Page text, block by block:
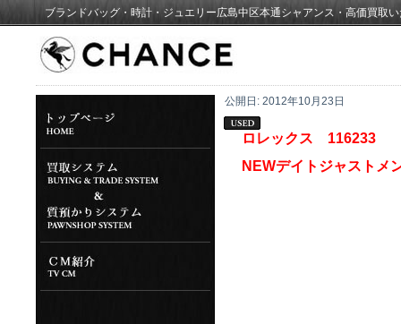
ブランドバッグ・時計・ジュエリー広島中区本通シャアンス・高価買取
公開日: 2012年10月23日
ロレックス 116233
NEWデイトジャストメ